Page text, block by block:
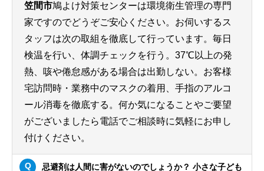
笠間市鳩よけ対策センターは環境衛生管理の専門
家ですのでどうぞご安心ください。お伺いするス
タッフは次の取組を徹底して行っています。毎日
検温を行い、体調チェックを行う。37℃以上の発
熱、咳や倦怠感がある場合は出勤しない。お客様
宅訪問時・業務中のマスクの着用、手指のアルコ
ール消毒を徹底する。何か気になることやご要望
がございましたら電話でご相談時に気軽にお申し
付けください。
忌避剤は人間に害がないのでしょうか？ 小さな子ども